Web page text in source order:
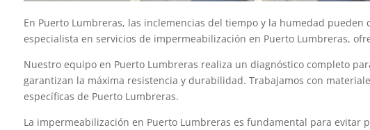
En Puerto Lumbreras, las inclemencias del tiempo y la humedad
especialista en servicios de impermeabilización en Puerto Lumbreras,
Nuestro equipo en Puerto Lumbreras realiza un diagnóstico completo
garantizan la máxima resistencia y durabilidad. Trabajamos con
específicas de Puerto Lumbreras.
La impermeabilización en Puerto Lumbreras es fundamental para evitar